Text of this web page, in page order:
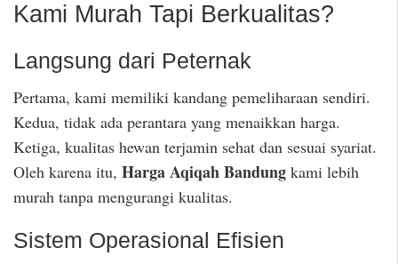
Kami Murah Tapi Berkualitas?
Langsung dari Peternak
Pertama, kami memiliki kandang pemeliharaan sendiri.
Kedua, tidak ada perantara yang menaikkan harga.
Ketiga, kualitas hewan terjamin sehat dan sesuai syariat.
Oleh karena itu, Harga Aqiqah Bandung kami lebih
murah tanpa mengurangi kualitas.
Sistem Operasional Efisien